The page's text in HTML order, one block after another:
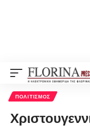
ΠΟΛΙΤΙΣΜΌΣ